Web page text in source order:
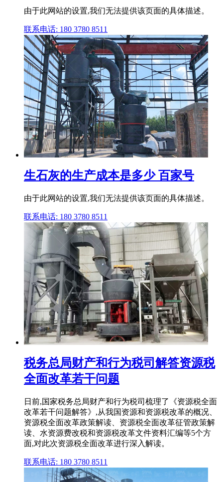
由于此网站的设置,我们无法提供该页面的具体描述。
联系电话: 180 3780 8511
生石灰的生产成本是多少 百家号
由于此网站的设置,我们无法提供该页面的具体描述。
联系电话: 180 3780 8511
税务总局财产和行为税司解答资源税
全面改革若干问题
日前,国家税务总局财产和行为税司梳理了《资源税全面
改革若干问题解答》,从我国资源和资源税改革的概况、
资源税全面改革政策解读、资源税全面改革征管政策解
读、水资源费改税和资源税改革文件资料汇编等5个方
面,对此次资源税全面改革进行深入解读。
联系电话: 180 3780 8511